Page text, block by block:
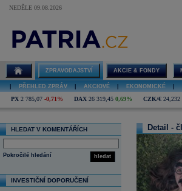
NEDĚLE 09.08.2026
ZPRAVODAJSTVÍ AKCIE & FONDY
PŘEHLED ZPRÁV AKCIOVÉ EKONOMICKÉ
PX 2 785,07 -0,71% DAX 26 319,45 0,69% CZK/€ 24,232
HLEDAT V KOMENTÁŘÍCH
hledat
Pokročilé hledání
INVESTIČNÍ DOPORUČENÍ
Detail -